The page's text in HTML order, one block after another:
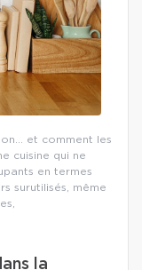
et comment les
cuisine qui ne
en termes
surutilisés, même
la